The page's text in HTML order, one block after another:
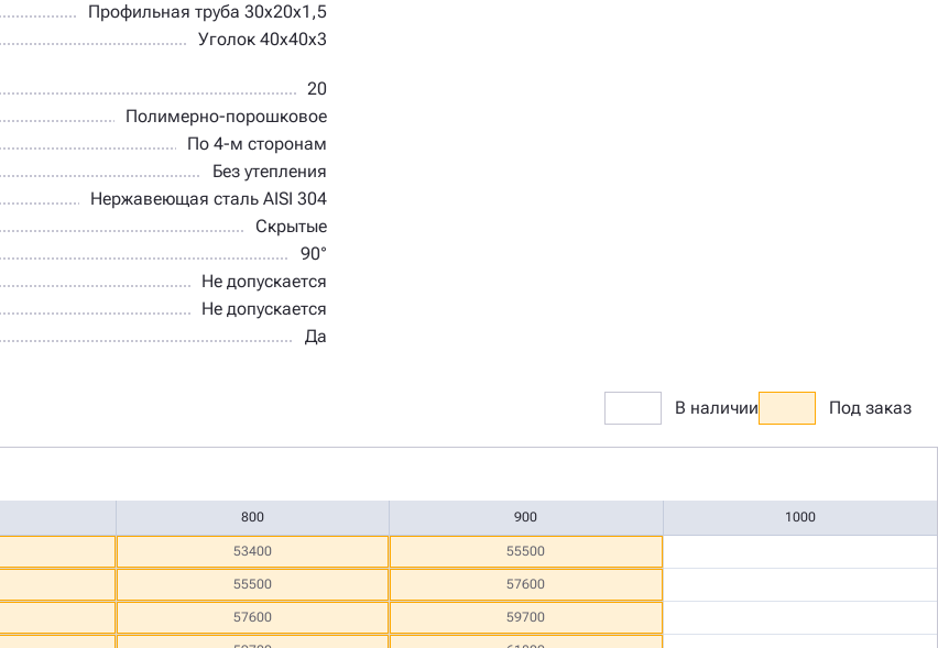
Профильная труба 30х20х1,5
Уголок 40х40х3
20
Полимерно-порошковое
По 4-м сторонам
Без утепления
Нержавеющая сталь AISI 304
Скрытые
90°
Не допускается
Не допускается
Да
В наличии Под заказ
800 900 1000
53400 55500
55500 57600
57600 59700